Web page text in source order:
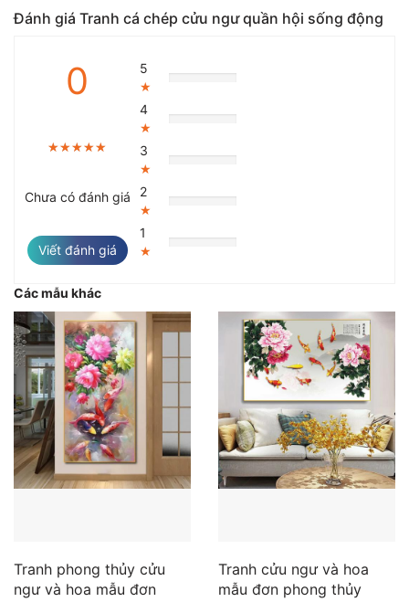
Đánh giá Tranh cá chép cửu ngư quần hội sống động
0
★★★★★
★★★★★
★★★★★
Chưa có đánh giá
Viết đánh giá
5
★
4
★
3
★
2
★
1
★
Các mẫu khác
Tranh phong thủy cửu
ngư và hoa mẫu đơn
Tranh cửu ngư và hoa
mẫu đơn phong thủy